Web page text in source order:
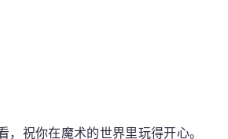
祝你在魔术的世界里玩得开心。